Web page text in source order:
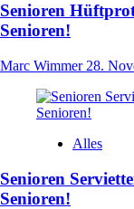
Senioren
Senioren!
Marc Wimmer 28.
Alles
Senioren
Senioren!